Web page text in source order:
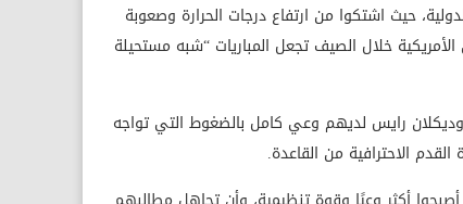
حيث اشتكوا من ارتفاع درجات الحرارة وصعوبة
خلال الصيف تجعل المباريات “شبه مستحيلة
رايس لديهم وعي كامل بالضغوط التي تواجه
الاحترافية من القاعدة.